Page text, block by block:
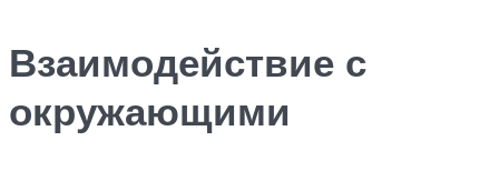
Взаимодействие с
окружающими